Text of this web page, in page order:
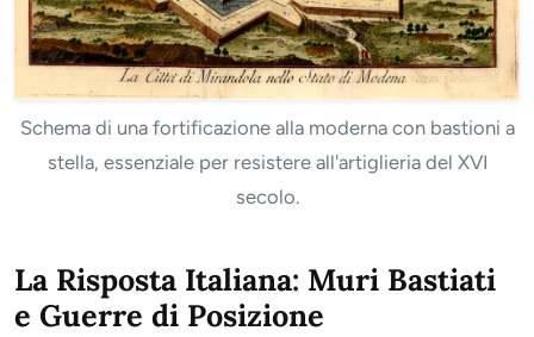
Schema di una fortificazione alla moderna con bastioni a
stella, essenziale per resistere all'artiglieria del XVI
secolo.
La Risposta Italiana: Muri Bastiati
e Guerre di Posizione